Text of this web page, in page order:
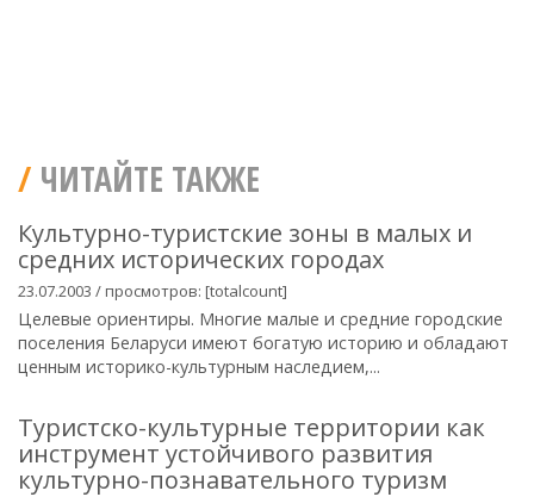
ЧИТАЙТЕ ТАКЖЕ
Культурно-туристские зоны в малых и
средних исторических городах
23.07.2003 / просмотров: [totalcount]
Целевые ориентиры. Многие малые и средние городские
поселения Беларуси имеют богатую историю и обладают
ценным историко-культурным наследием,...
Туристско-культурные территории как
инструмент устойчивого развития
культурно-познавательного туризм